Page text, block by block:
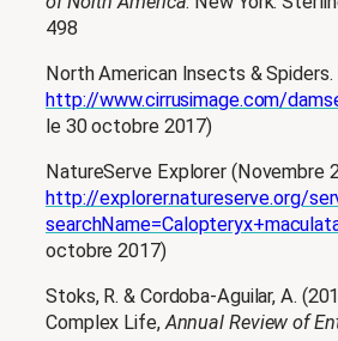
498
North American Insects & Spiders.
http://www.cirrusimage.com/
le 30 octobre 2017)
NatureServe Explorer (Novembre
http://explorer.natureserve.org/
octobre 2017)
Stoks, R. & Cordoba-Aguilar, A.
Complex Life,Annual Review of